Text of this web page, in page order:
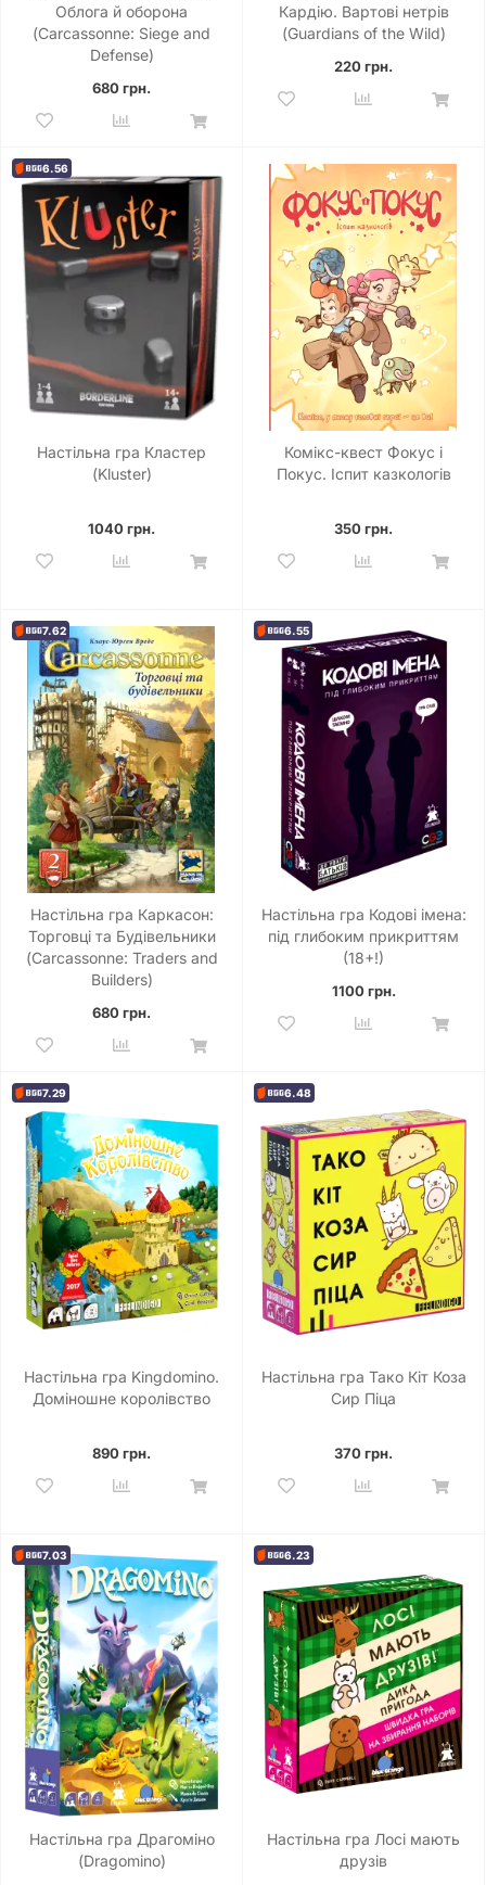
Облога й оборона
(Carcassonne: Siege and
Defense)
680 грн.
Кардію. Вартові нетрів
(Guardians of the Wild)
220 грн.
6.56
Настільна гра Кластер
(Kluster)
1040 грн.
Комікс-квест Фокус і
Покус. Іспит казкологів
350 грн.
7.62
Настільна гра Каркасон:
Торговці та Будівельники
(Carcassonne: Traders and
Builders)
680 грн.
6.55
Настільна гра Кодові імена:
під глибоким прикриттям
(18+!)
1100 грн.
7.29
Настільна гра Kingdomino.
Доміношне королівство
890 грн.
6.48
Настільна гра Тако Кіт Коза
Сир Піца
370 грн.
7.03
Настільна гра Драгоміно
(Dragomino)
6.23
Настільна гра Лосі мають
друзів